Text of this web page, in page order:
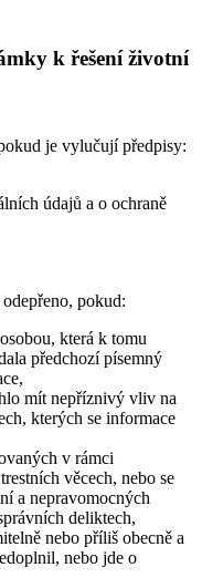
k řešení životní
je vylučují předpisy:
údajů a o ochraně
pokud:
která k tomu
předchozí písemný
mít nepříznivý vliv na
kterých se informace
v rámci
věcech, nebo se
a nepravomocných
deliktech,
nebo příliš obecně a
nebo jde o